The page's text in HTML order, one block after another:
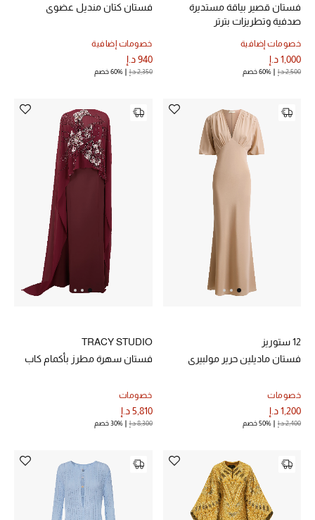
المستلزمات المنزلية
هدايا حسب السعر
هدايا للجميع
تسوقوا الهدايا
المصممون
مصممون جدد
الجمال
مستلزمات المنزل
تعكس توتيمي فن الأناقة السهلة بقطع أساسية راقية
مصممة لتدوم وتتجاوز صيحات الموسم
تسوقوا توتيمي
فستان قصير بياقة مستديرة
صدفية وتطريزات بترتر
خصومات إضافية
1,000 د.إ
2,500 د.إ 60% خصم
فستان كتان منديل عضوي
خصومات إضافية
940 د.إ
2,350 د.إ 60% خصم
12 ستوريز
فستان ماديلين حرير مولبيري
خصومات
1,200 د.إ
2,400 د.إ 50% خصم
TRACY STUDIO
فستان سهرة مطرز بأكمام كاب
خصومات
5,810 د.إ
8,300 د.إ 30% خصم